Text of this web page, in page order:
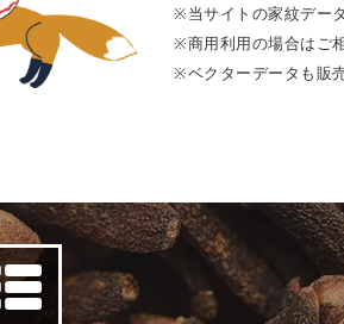
※当サイトの家紋デー
※商用利用の場合はご
※ベクターデータも販